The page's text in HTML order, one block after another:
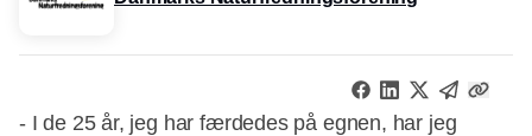
- I de 25 år, jeg har færdedes på egnen, har jeg